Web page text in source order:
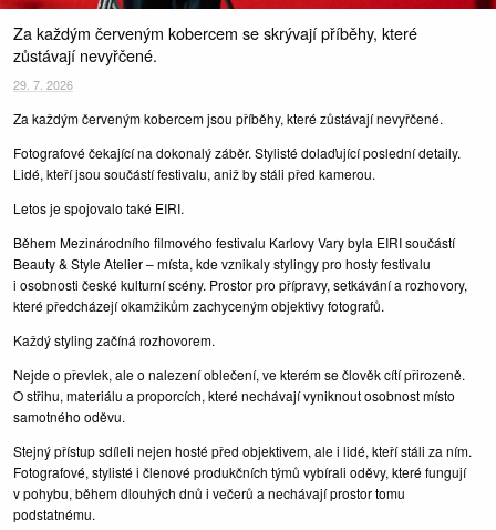
Za každým červeným kobercem se skrývají příběhy, které
zůstávají nevyřčené.
29. 7. 2026
Za každým červeným kobercem jsou příběhy, které zůstávají nevyřčené.
Fotografové čekající na dokonalý záběr. Stylisté dolaďující poslední detaily.
Lidé, kteří jsou součástí festivalu, aniž by stáli před kamerou.
Letos je spojovalo také EIRI.
Během Mezinárodního filmového festivalu Karlovy Vary byla EIRI součástí
Beauty & Style Atelier – místa, kde vznikaly stylingy pro hosty festivalu
i osobnosti české kulturní scény. Prostor pro přípravy, setkávání a rozhovory,
které předcházejí okamžikům zachyceným objektivy fotografů.
Každý styling začíná rozhovorem.
Nejde o převlek, ale o nalezení oblečení, ve kterém se člověk cítí přirozeně.
O střihu, materiálu a proporcích, které nechávají vyniknout osobnost místo
samotného oděvu.
Stejný přístup sdíleli nejen hosté před objektivem, ale i lidé, kteří stáli za ním.
Fotografové, stylisté i členové produkčních týmů vybírali oděvy, které fungují
v pohybu, během dlouhých dnů i večerů a nechávají prostor tomu
podstatnému.